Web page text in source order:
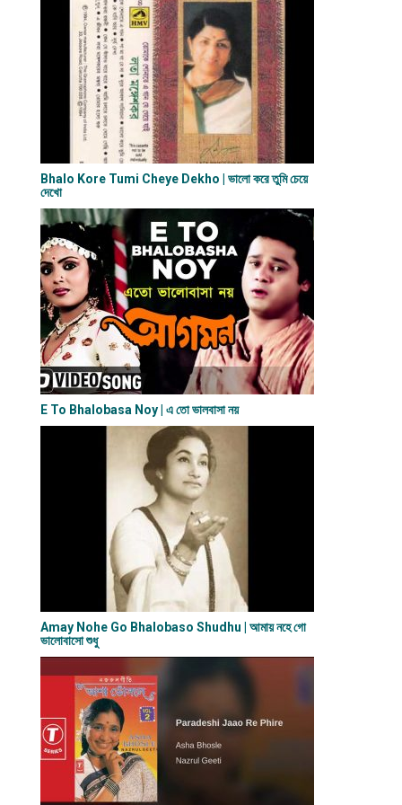
Bhalo Kore Tumi Cheye Dekho | ভালো করে তুমি চেয়ে
দেখো
E To Bhalobasa Noy | এ তো ভালবাসা ন​য়
Amay Nohe Go Bhalobaso Shudhu | আমায় নহে গো
ভালোবাসো শুধু